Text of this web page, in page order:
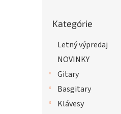
kategórie
Kategórie
Letný výpredaj
NOVINKY
Gitary
Basgitary
Klávesy